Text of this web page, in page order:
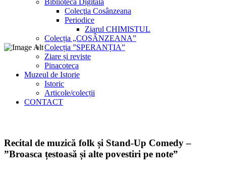
Biblioteca Digitală
Colecţia Cosânzeana
Periodice
Ziarul CHIMISTUL
Colecția „COSÂNZEANA”
Colecția ”SPERANȚIA”
Ziare și reviste
Pinacoteca
Muzeul de Istorie
Istoric
Articole/colecții
CONTACT
Recital de muzică folk și Stand-Up Comedy –
”Broasca țestoasă și alte povestiri pe note”